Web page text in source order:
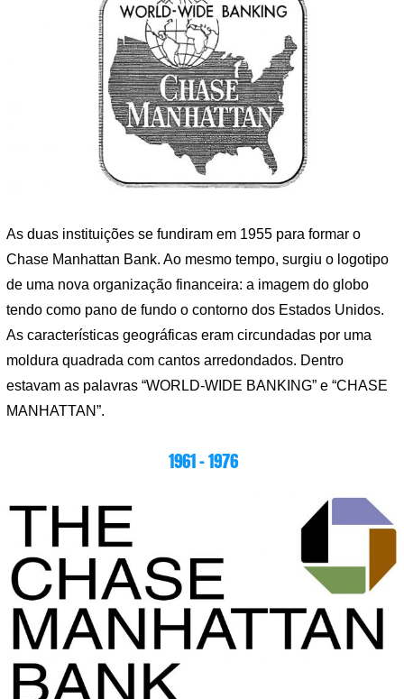
As duas instituições se fundiram em 1955 para formar o
Chase Manhattan Bank. Ao mesmo tempo, surgiu o logotipo
de uma nova organização financeira: a imagem do globo
tendo como pano de fundo o contorno dos Estados Unidos.
As características geográficas eram circundadas por uma
moldura quadrada com cantos arredondados. Dentro
estavam as palavras “WORLD-WIDE BANKING” e “CHASE
MANHATTAN”.
1961 – 1976